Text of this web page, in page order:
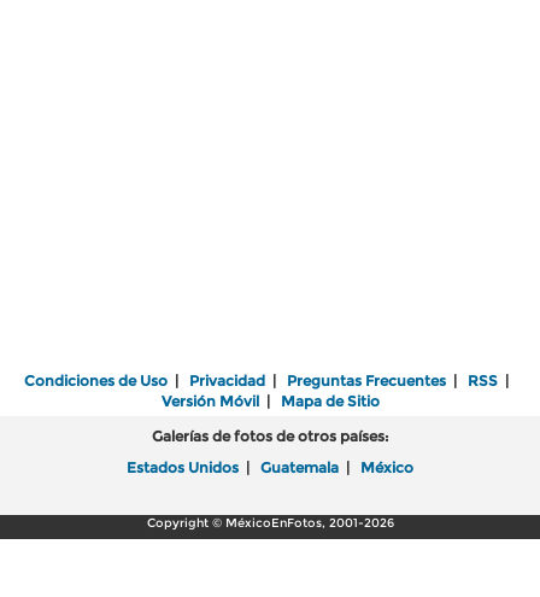
Condiciones de Uso | Privacidad | Preguntas Frecuentes | RSS |
Versión Móvil| Mapa de Sitio
Galerías de fotos de otros países:
Estados Unidos | Guatemala | México
Copyright © MéxicoEnFotos, 2001-2026